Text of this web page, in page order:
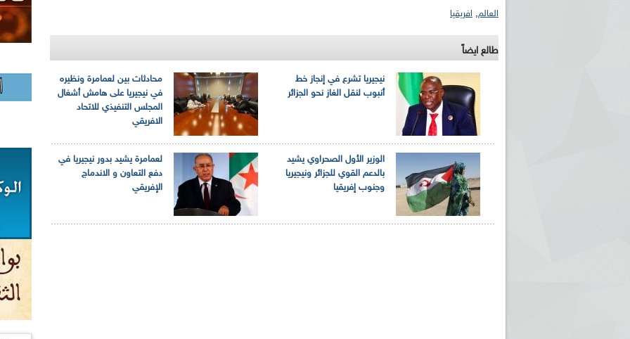
العالم, افريقيا
طالع ايضاً
محادثات بين لعمامرة ونظيره
في نيجيريا على هامش أشغال
المجلس التنفيذي للاتحاد
الافريقي
نيجيريا تشرع في إنجاز خط
أنبوب لنقل الغاز نحو الجزائر
لعمامرة يشيد بدور نيجيريا في
دفع التعاون و الاندماج
الإفريقي
الوزير الأول الصحراوي يشيد
بالدعم القوي للجزائر ونيجيريا
وجنوب إفريقيا